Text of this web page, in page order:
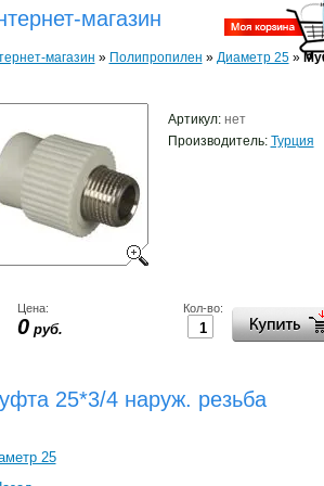
магазин
магазин » Полипропилен » Диаметр 25»
Артикул: нет
Производитель: Турция
Кол-во:
Цена:
0руб.
25*3/4 наруж. резьба
25